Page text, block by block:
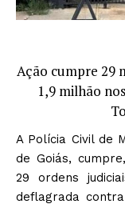
Ação cumpre 29
1,9 milhão
A Polícia Civil de
de Goiás,
29 ordens
deflagrada